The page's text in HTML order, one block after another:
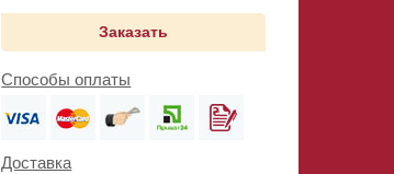
Заказать
Способы оплаты
Доставка